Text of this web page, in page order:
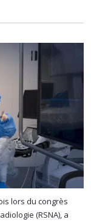
lors du congrès
(RSNA), a